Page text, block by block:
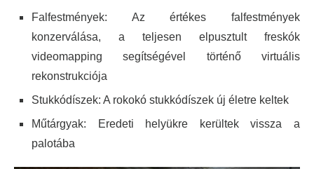
Falfestmények: Az értékes falfestmények
konzerválása, a teljesen elpusztult freskók
videomapping segítségével történő virtuális
rekonstrukciója
Stukkódíszek: A rokokó stukkódíszek új életre keltek
Műtárgyak: Eredeti helyükre kerültek vissza a
palotába